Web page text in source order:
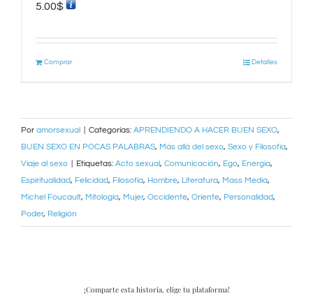
5.00$
Comprar Detalles
Por amorsexual Categorías: APRENDIENDO A HACER BUEN SEXO,
BUEN SEXO EN POCAS PALABRAS, Más allá del sexo, Sexo y Filosofía,
Viaje al sexo
Etiquetas: Acto sexual, Comunicación, Ego, Energía,
Espiritualidad, Felicidad, Filosofía, Hombre, Literatura, Mass Media,
Michel Foucault, Mitología, Mujer, Occidente, Oriente, Personalidad,
Poder, Religión
¡Comparte esta historia, elige tu plataforma!